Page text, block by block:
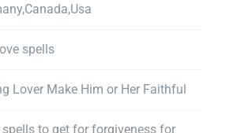
spells
Lover Make Him or Her Faithful
to get for forgiveness for